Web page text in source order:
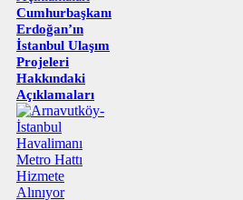
Cumhurbaşkanı
Erdoğan’ın
İstanbul Ulaşım
Projeleri
Hakkındaki
Açıklamaları